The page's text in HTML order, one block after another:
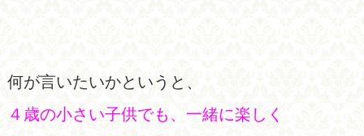
何が言いたいかというと、
４歳の小さい子供でも、一緒に楽しく